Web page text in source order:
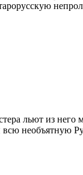
льют из
необъятную